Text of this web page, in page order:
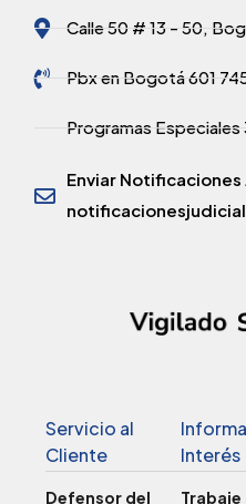
Calle 50 # 13 - 50,
Pbx en Bogotá 601
Programas Especiales
Enviar Notificaciones
Servicio al
Cliente
Defensor del
Interés
Trabaje